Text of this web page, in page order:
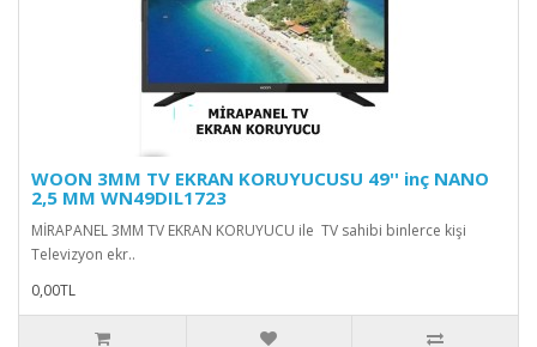
WOON 3MM TV EKRAN KORUYUCUSU 49'' inç NANO
2,5 MM WN49DIL1723
MİRAPANEL 3MM TV EKRAN KORUYUCU ile TV sahibi binlerce kişi
Televizyon ekr..
0,00TL